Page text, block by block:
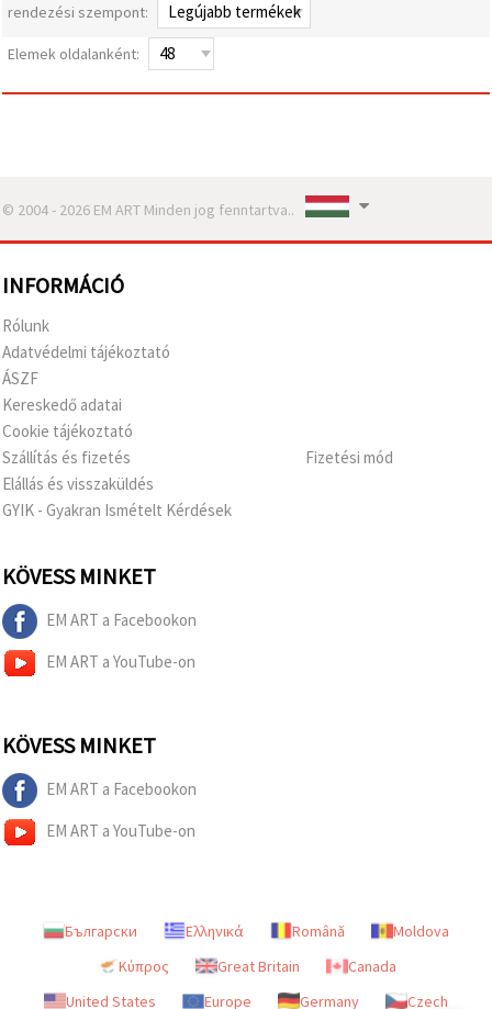
forgalmat,
relevánsabb
segítségével
gombra
elfogadhatja
az összes
sütit, vagy
a
Beállításokban
megadhatja
preferenciáit
az adott
típusú sütik
kiválasztásával
"Mentés"
Fogadja
mindet
rendezési szempont:
Elemek oldalanként:
© 2004 - 2026 EM ART Minden jog fenntartva..
INFORMÁCIÓ
Rólunk
Adatvédelmi tájékoztató
ÁSZF
Kereskedő adatai
Cookie tájékoztató
Szállítás és fizetés
Elállás és visszaküldés
GYIK - Gyakran Ismételt Kérdések
Fizetési mód
KÖVESS MINKET
EM ART a Facebookon
EM ART a YouTube-on
KÖVESS MINKET
EM ART a Facebookon
EM ART a YouTube-on
Български Ελληνικά Română
Moldova
Κύπρος
Great Britain
Canada
United States
Europe Germany Czech